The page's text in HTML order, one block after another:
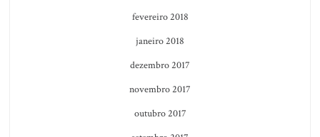
fevereiro 2018
janeiro 2018
dezembro 2017
novembro 2017
outubro 2017